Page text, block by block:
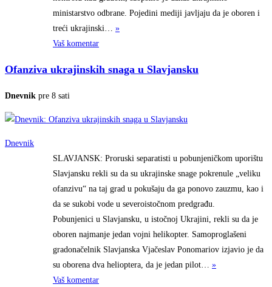
ministarstvo odbrane. Pojedini mediji javljaju da je oboren i
treći ukrajinski… »
Vaš komentar
Ofanziva ukrajinskih snaga u Slavjansku
Dnevnik pre 8 sati
Dnevnik
SLAVJANSK: Proruski separatisti u pobunjeničkom uporištu
Slavjansku rekli su da su ukrajinske snage pokrenule „veliku
ofanzivu“ na taj grad u pokušaju da ga ponovo zauzmu, kao i
da se sukobi vode u severoistočnom predgrađu.
Pobunjenici u Slavjansku, u istočnoj Ukrajini, rekli su da je
oboren najmanje jedan vojni helikopter. Samoproglašeni
gradonačelnik Slavjanska Vjačeslav Ponomariov izjavio je da
su oborena dva helioptera, da je jedan pilot… »
Vaš komentar